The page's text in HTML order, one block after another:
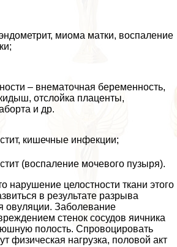
миома матки, воспаление
– внематочная беременность,
отслойка плаценты,
и др.
кишечные инфекции;
(воспаление мочевого пузыря).
нарушение целостности ткани этого
в результате разрыва
овуляции. Заболевание
стенок сосудов яичника
полость. Спровоцировать
физическая нагрузка, пoлoвoй акт